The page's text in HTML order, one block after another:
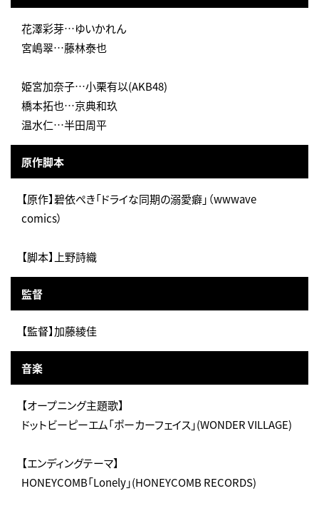
花澤彩芽…ゆいかれん
宮嶋翠…藤林泰也
姫宮加奈子…小栗有以(AKB48)
橋本拓也…京典和玖
温水仁…半田周平
原作脚本
【原作】碧依ぺき「ドライな同期の溺愛癖」（wwwave
comics）
【脚本】上野詩織
監督
【監督】加藤綾佳
音楽
【オープニング主題歌】
ドットビーピーエム「ポーカーフェイス」(WONDER VILLAGE)
【エンディングテーマ】
HONEYCOMB「Lonely」(HONEYCOMB RECORDS)